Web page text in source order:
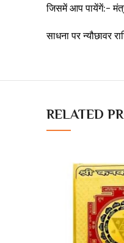
जिसमें आप पायेंगें:- मंत्र
साधना पर न्यौछावर
RELATED